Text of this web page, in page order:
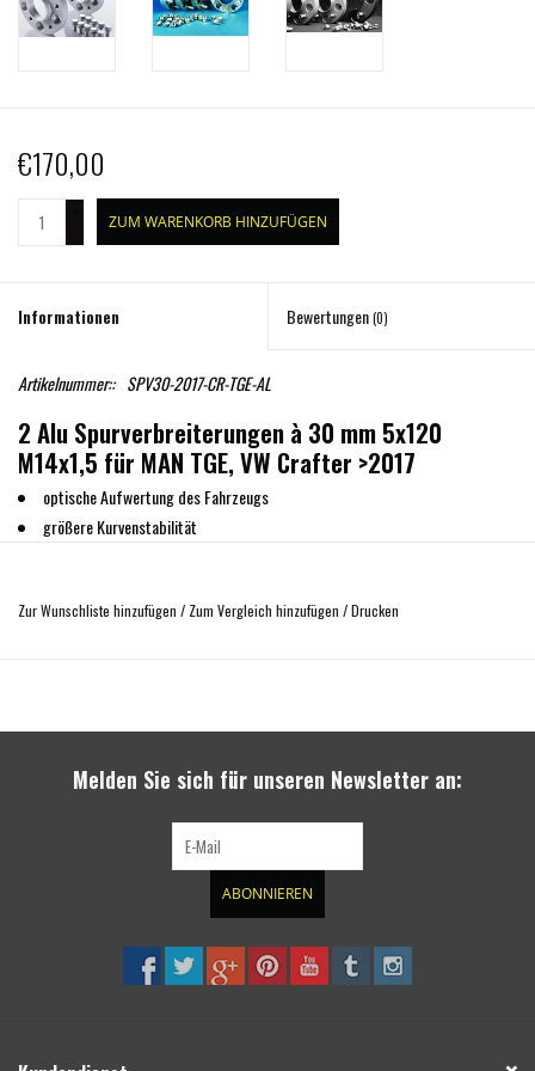
€170,00
ZUM WARENKORB HINZUFÜGEN
Informationen Bewertungen(0)
Artikelnummer:: SPV30-2017-CR-TGE-AL
2 Alu Spurverbreiterungen à 30 mm 5x120
M14x1,5 für MAN TGE, VW Crafter >2017
optische Aufwertung des Fahrzeugs
größere Kurvenstabilität
kompensiert den höheren Schwerpunkt bei 4x4 Fahrzeugen mit Höherlegung
Zur Wunschliste hinzufügen / Zum Vergleich hinzufügen /Drucken
Melden Sie sich für unseren Newsletter an:
ABONNIEREN